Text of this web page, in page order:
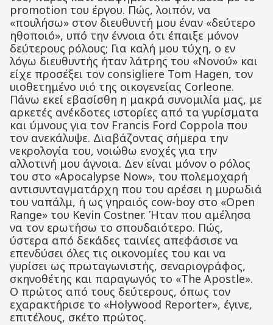
promotion του έργου. Πώς, λοιπόν, να
«πουλήσω» στον διευθυντή μου έναν «δεύτερο
ηθοποιό», υπό την έννοια ότι έπαιξε μόνον
δεύτερους ρόλους; Για καλή μου τύχη, ο εν
λόγω διευθυντής ήταν λάτρης του «Νονού» και
είχε προσέξει τον consigliere Tom Hagen, τον
υιοθετημένο υιό της οικογενείας Corleone.
Πάνω εκεί εβασίσθη η μακρά συνομιλία μας, με
αρκετές ανέκδοτες ιστορίες από τα γυρίσματα
και ύμνους για τον Francis Ford Coppola που
τον ανεκάλυψε. Διαβάζοντας σήμερα την
νεκρολογία του, νοιώθω ενοχές για την
αλλοτινή μου άγνοια. Δεν είναι μόνον ο ρόλος
του στο «Apocalypse Now», του πολεμοχαρή
αντισυνταγματάρχη που του αρέσει η μυρωδιά
του ναπάλμ, ή ως γηραιός cow-boy στο «Open
Range» του Kevin Costner. Ήταν που αμέλησα
να τον ερωτήσω το σπουδαιότερο. Πώς,
ύστερα από δεκάδες ταινίες απεφάσισε να
επενδύσει όλες τις οικονομίες του και να
γυρίσει ως πρωταγωνιστής, σεναριογράφος,
σκηνοθέτης και παραγωγός το «The Apostle».
Ο πρώτος από τους δεύτερους, όπως τον
εχαρακτήρισε το «Holywood Reporter», έγινε,
επιτέλους, σκέτο πρώτος.